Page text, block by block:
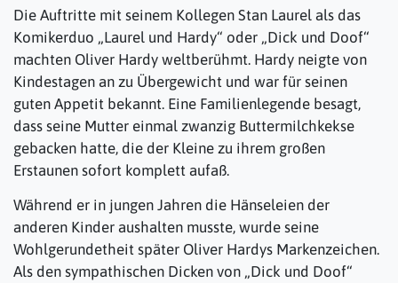
Die Auftritte mit seinem Kollegen Stan Laurel als das
Komikerduo „Laurel und Hardy“ oder „Dick und Doof“
machten Oliver Hardy weltberühmt. Hardy neigte von
Kindestagen an zu Übergewicht und war für seinen
guten Appetit bekannt. Eine Familienlegende besagt,
dass seine Mutter einmal zwanzig Buttermilchkekse
gebacken hatte, die der Kleine zu ihrem großen
Erstaunen sofort komplett aufaß.
Während er in jungen Jahren die Hänseleien der
anderen Kinder aushalten musste, wurde seine
Wohlgerundetheit später Oliver Hardys Markenzeichen.
Als den sympathischen Dicken von „Dick und Doof“